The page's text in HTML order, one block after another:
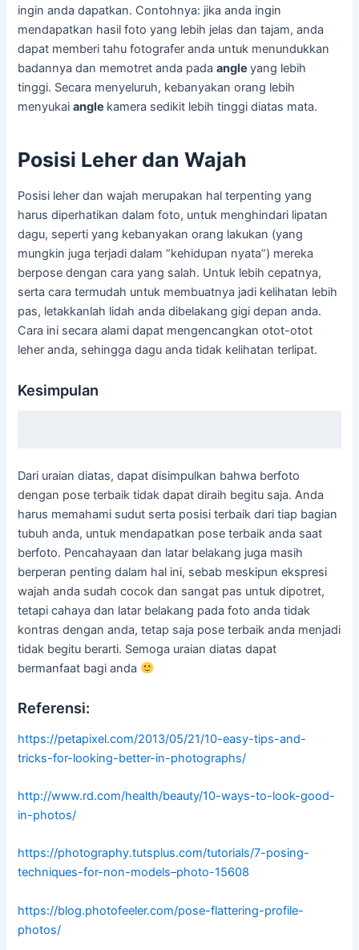
ingin anda dapatkan. Contohnya: jika anda ingin
mendapatkan hasil foto yang lebih jelas dan tajam, anda
dapat memberi tahu fotografer anda untuk menundukkan
badannya dan memotret anda padaangleyang lebih
tinggi. Secara menyeluruh, kebanyakan orang lebih
menyukaiangle kamera sedikit lebih tinggi diatas mata.
Posisi Leher dan Wajah
Posisi leher dan wajah merupakan hal terpenting yang
harus diperhatikan dalam foto, untuk menghindari lipatan
dagu, seperti yang kebanyakan orang lakukan (yang
mungkin juga terjadi dalam “kehidupan nyata”) mereka
berpose dengan cara yang salah. Untuk lebih cepatnya,
serta cara termudah untuk membuatnya jadi kelihatan lebih
pas, letakkanlah lidah anda dibelakang gigi depan anda.
Cara ini secara alami dapat mengencangkan otot-otot
leher anda, sehingga dagu anda tidak kelihatan terlipat.
Kesimpulan
Dari uraian diatas, dapat disimpulkan bahwa berfoto
dengan pose terbaik tidak dapat diraih begitu saja. Anda
harus memahami sudut serta posisi terbaik dari tiap bagian
tubuh anda, untuk mendapatkan pose terbaik anda saat
berfoto. Pencahayaan dan latar belakang juga masih
berperan penting dalam hal ini, sebab meskipun ekspresi
wajah anda sudah cocok dan sangat pas untuk dipotret,
tetapi cahaya dan latar belakang pada foto anda tidak
kontras dengan anda, tetap saja pose terbaik anda menjadi
tidak begitu berarti. Semoga uraian diatas dapat
bermanfaat bagi anda
Referensi:
https://petapixel.com/2013/05/21/10-easy-tips-and-
tricks-for-looking-better-in-photographs/
http://www.rd.com/health/beauty/10-ways-to-look-good-
in-photos/
https://photography.tutsplus.com/tutorials/7-posing-
techniques-for-non-models–photo-15608
https://blog.photofeeler.com/pose-flattering-profile-
photos/